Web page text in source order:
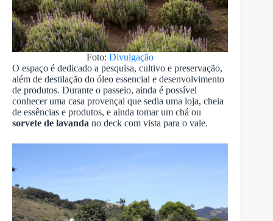
Foto:Divulgação
O espaço é dedicado a pesquisa, cultivo e preservação,
além de destilação do óleo essencial e desenvolvimento
de produtos. Durante o passeio, ainda é possível
conhecer uma casa provençal que sedia uma loja, cheia
de essências e produtos, e ainda tomar um chá ou
sorvete de lavanda no deck com vista para o vale.